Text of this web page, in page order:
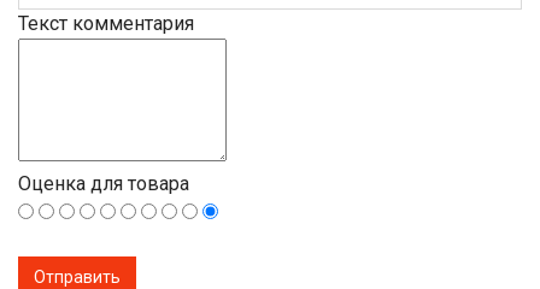
Текст комментария
Оценка для товара